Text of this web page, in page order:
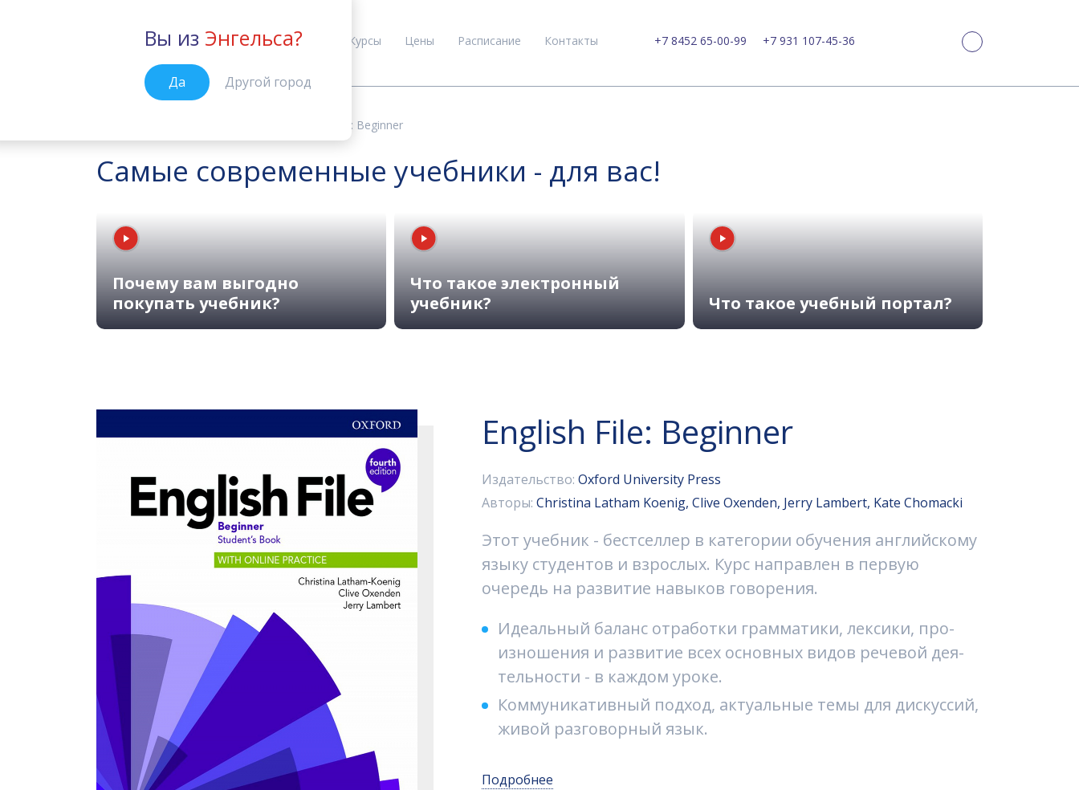
Энгельс
Вы из Энгельса?
Да Другой город
Курсы Цены Расписание Контакты +7 8452 65-00-99 +7 931 107-45-36
English File: Beginner
Самые современные учебники - для вас!
Почему вам выгодно
покупать учебник?
Что такое электронный
учебник?
Что такое учебный портал?
English File: Beginner
Издательство: Oxford University Press
Авторы: Christina Latham Koenig, Clive Oxenden, Jerry Lambert, Kate Chomacki
Этот учебник - бестселлер в категории обучения английскому
языку студентов и взрослых. Курс направлен в первую
очередь на развитие навыков говорения.
Идеальный баланс отработки грамматики, лексики, про­
изношения и развитие всех основных видов речевой дея­
тельности - в каждом уроке.
Коммуникативный подход, актуальные темы для дискуссий,
живой разговорный язык.
Подробнее